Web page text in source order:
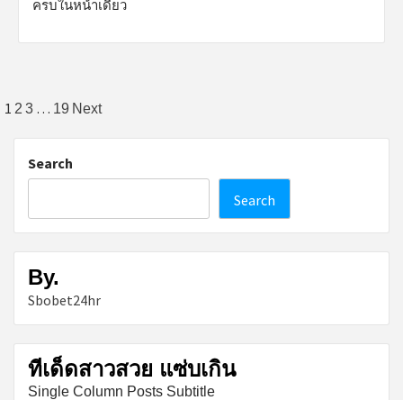
ครบในหน้าเดียว
Posts
pagination
1 2 3 … 19 Next
Search
Search
By.
Sbobet24hr
ทีเด็ดสาวสวย แซ่บเกิน
Single Column Posts Subtitle